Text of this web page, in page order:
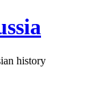
history